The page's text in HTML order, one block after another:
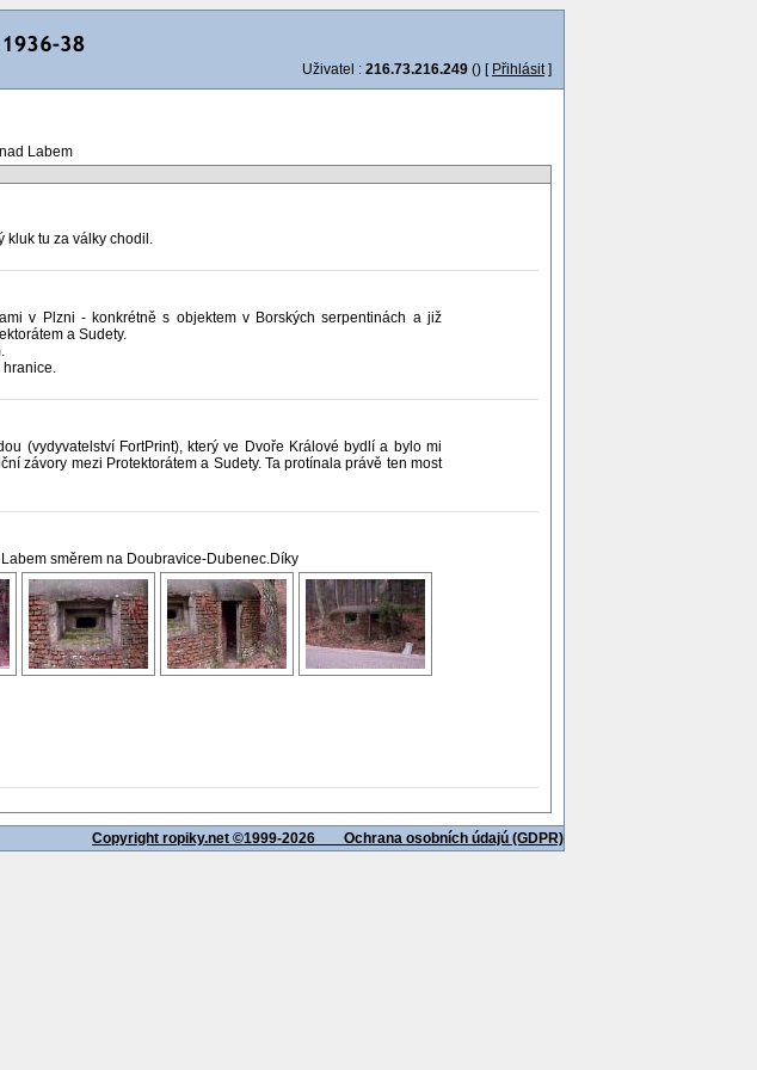
Uživatel : 216.73.216.249 () [ Přihlásit]
Labem
kluk tu za války chodil.
v Plzni - konkrétně s objektem v Borských serpentinách a již
a Sudety.
hranice.
(vydyvatelství FortPrint), který ve Dvoře Králové bydlí a bylo mi
závory mezi Protektorátem a Sudety. Ta protínala právě ten most
směrem na Doubravice-Dubenec.Díky
Copyright ropiky.net ©1999-2026 Ochrana osobních údajú (GDPR)